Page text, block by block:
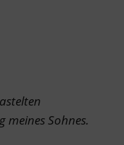
Sohnes.